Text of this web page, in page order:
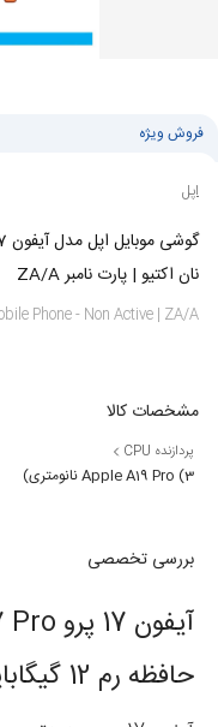
فروش ویژه
اپل
نان اکتیو | پارت نامبر ZA/A
Phone - Non Active | ZA/A
مشخصات کالا
پردازنده CPU
Apple A19 Pro (3 نانومتری)
بررسی تخصصی
حافظه رم 12 گیگابایت ZA/A